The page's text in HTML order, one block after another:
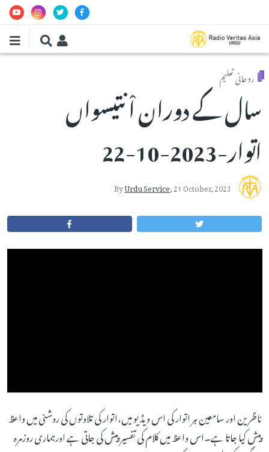
روحانی تعلیم
سال کے دوران اْنتیسواں
اتوار-2023-10-22
ByUrdu Service,21 October, 2023
ناظرین اور سامعین ہر اتوار کی اس ویڈیو میں،اتوار کی تلاوتوں کی روشنی میں واعظ
پیش کیا جاتا ہے۔اس واعظ میں کلام کی تفسیر پیش کی جاتی ہے اورہماری روزمرہ